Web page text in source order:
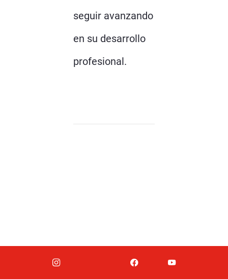
seguir avanzando
en su desarrollo
profesional.